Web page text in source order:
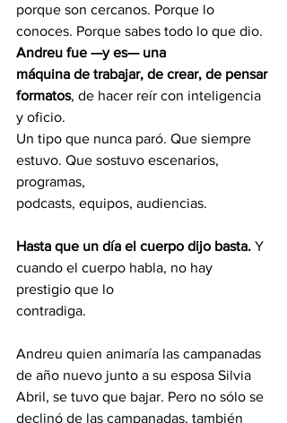
porque son cercanos. Porque lo
conoces. Porque sabes todo lo que dio.
Andreu fue —y es— una
máquina de trabajar, de crear, de pensar
formatos, de hacer reír con inteligencia
y oficio.
Un tipo que nunca paró. Que siempre
estuvo. Que sostuvo escenarios,
programas,
podcasts, equipos, audiencias.
Hasta que un día el cuerpo dijo basta. Y
cuando el cuerpo habla, no hay
prestigio que lo
contradiga.
Andreu quien animaría las campanadas
de año nuevo junto a su esposa Silvia
Abril, se tuvo que bajar. Pero no sólo se
declinó de las campanadas, también